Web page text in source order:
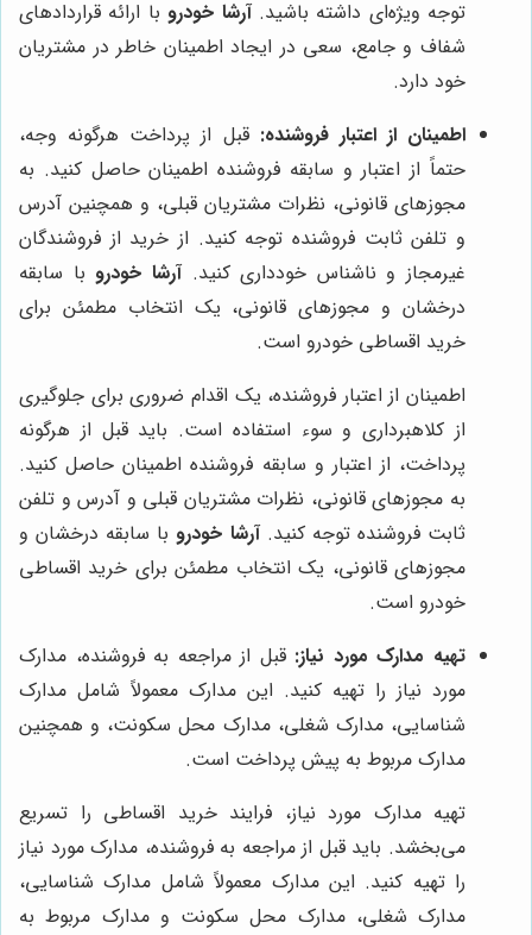
توجه ویژه‌ای داشته باشید.آرشا خودروبا ارائه قراردادهای
شفاف و جامع، سعی در ایجاد اطمینان خاطر در مشتریان
خود دارد.
اطمینان از اعتبار فروشنده: قبل از پرداخت هرگونه وجه،
حتماً از اعتبار و سابقه فروشنده اطمینان حاصل کنید. به
مجوزهای قانونی، نظرات مشتریان قبلی، و همچنین آدرس
و تلفن ثابت فروشنده توجه کنید. از خرید از فروشندگان
غیرمجاز و ناشناس خودداری کنید.آرشا خودروبا سابقه
درخشان و مجوزهای قانونی، یک انتخاب مطمئن برای
خرید اقساطی خودرو است.
اطمینان از اعتبار فروشنده، یک اقدام ضروری برای جلوگیری
از کلاهبرداری و سوء استفاده است. باید قبل از هرگونه
پرداخت، از اعتبار و سابقه فروشنده اطمینان حاصل کنید.
به مجوزهای قانونی، نظرات مشتریان قبلی و آدرس و تلفن
ثابت فروشنده توجه کنید.آرشا خودروبا سابقه درخشان و
مجوزهای قانونی، یک انتخاب مطمئن برای خرید اقساطی
خودرو است.
تهیه مدارک مورد نیاز: قبل از مراجعه به فروشنده، مدارک
مورد نیاز را تهیه کنید. این مدارک معمولاً شامل مدارک
شناسایی، مدارک شغلی، مدارک محل سکونت، و همچنین
مدارک مربوط به پیش پرداخت است.
تهیه مدارک مورد نیاز، فرایند خرید اقساطی را تسریع
می‌بخشد. باید قبل از مراجعه به فروشنده، مدارک مورد نیاز
را تهیه کنید. این مدارک معمولاً شامل مدارک شناسایی،
مدارک شغلی، مدارک محل سکونت و مدارک مربوط به